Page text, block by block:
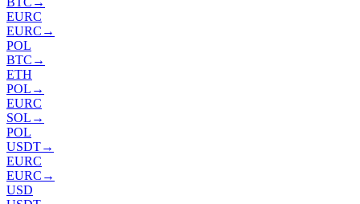
EURC
EURC →
POL
BTC →
ETH
POL →
EURC
SOL →
POL
USDT→
EURC
EURC →
USD